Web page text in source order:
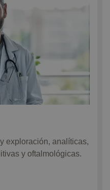
exploración, analíticas,
y oftalmológicas.